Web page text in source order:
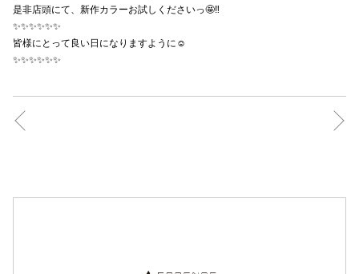
是非店頭にて、新作カラーお試しくださいっ🤩‼️
✨✨✨✨✨✨
皆様にとって良い日になりますように☺️
✨✨✨✨✨✨
新百合
キャナルシ